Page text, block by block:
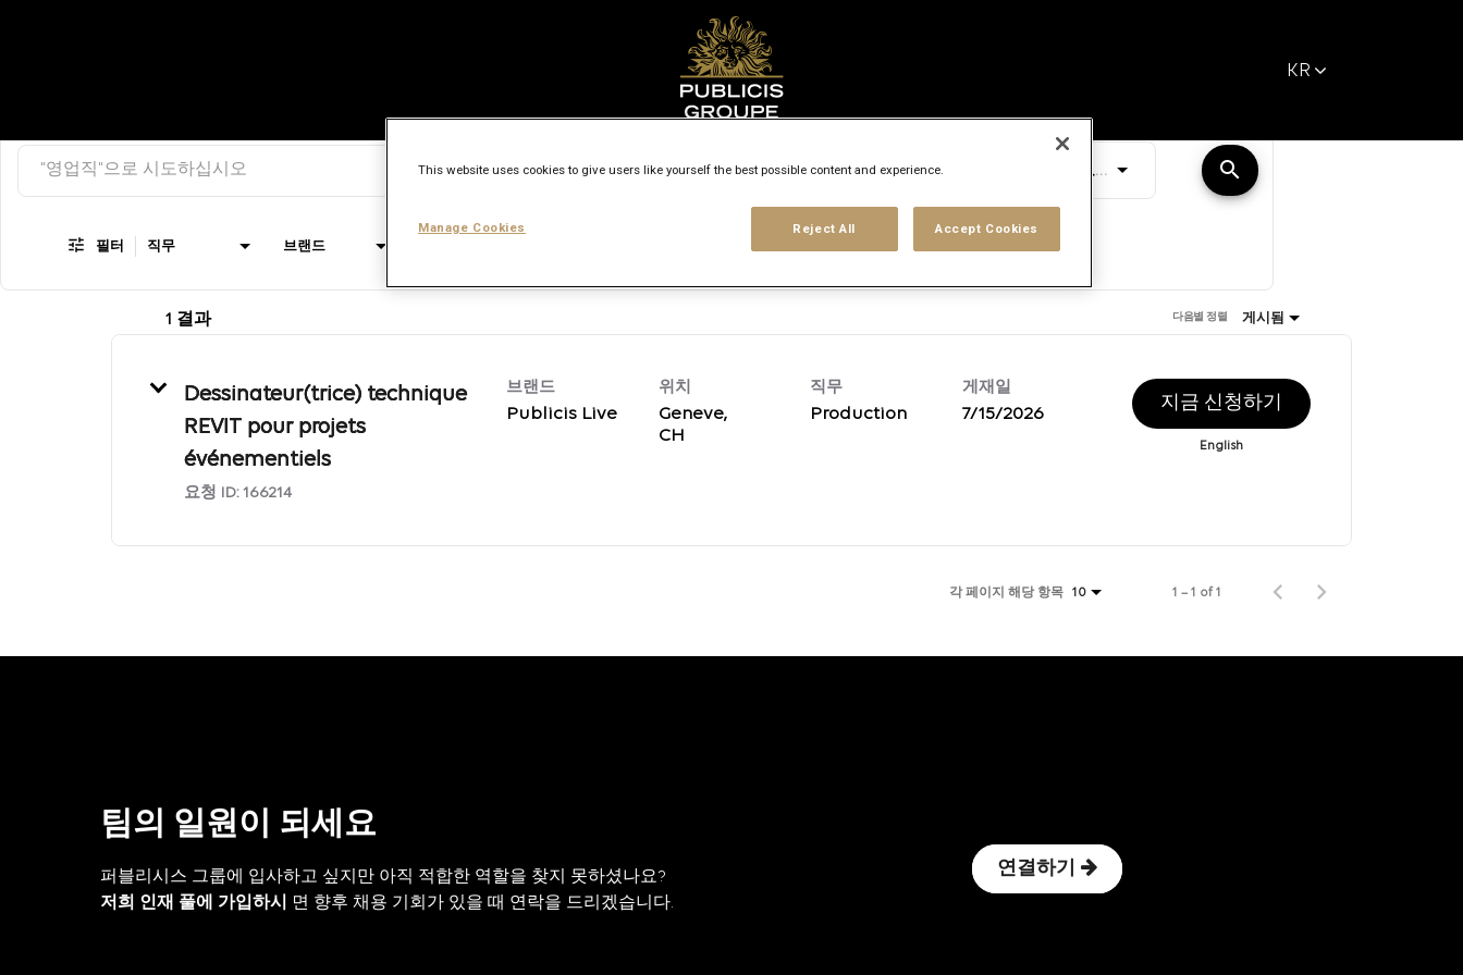
KR
Job Search Page
access_time 10 킬로미터 search
필터 직무 브랜드
1 결과 게시됨
다음별 정렬
Dessinateur(trice) technique
REVIT pour projets
événementiels
요청 ID: 166214
브랜드
Publicis Live
위치
Geneve,
직무
Production
게재일
7/15/2026
지금 신청하기
English
각 페이지 해당 항목 10 1 – 1 of 1
팀의 일원이 되세요
퍼블리시스 그룹에 입사하고 싶지만 아직 적합한 역할을 찾지 못하셨나요?
저희 인재 풀에 가입하시
면 향후 채용 기회가 있을 때 연락을 드리겠습니다.
연결하기
This website uses cookies to give users like yourself the best possible content and experience.
Reject All Accept Cookies
Manage Cookies